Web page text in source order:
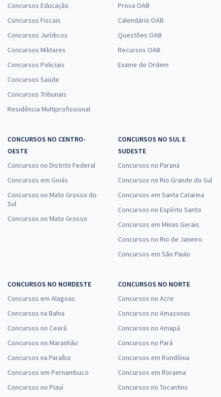
Concursos Educação
Concursos Fiscais
Concursos Jurídicos
Concursos Militares
Concursos Policiais
Concursos Saúde
Concursos Tribunais
Residência Multiprofissional
Prova OAB
Calendário OAB
Questões OAB
Recursos OAB
Exame de Ordem
CONCURSOS NO CENTRO-
OESTE
Concursos no Distrito Federal
Concursos em Goiás
Concursos no Mato Grosso do
Sul
Concursos no Mato Grosso
CONCURSOS NO SUL E
SUDESTE
Concursos no Paraná
Concursos no Rio Grande do Sul
Concursos em Santa Catarina
Concursos no Espírito Santo
Concursos em Minas Gerais
Concursos no Rio de Janeiro
Concursos em São Paulo
CONCURSOS NO NORDESTE
Concursos em Alagoas
Concursos na Bahia
Concursos no Ceará
Concursos no Maranhão
Concursos na Paraíba
Concursos em Pernambuco
Concursos no Piauí
CONCURSOS NO NORTE
Concursos no Acre
Concursos no Amazonas
Concursos no Amapá
Concursos no Pará
Concursos em Rondônia
Concursos em Roraima
Concursos no Tocantins